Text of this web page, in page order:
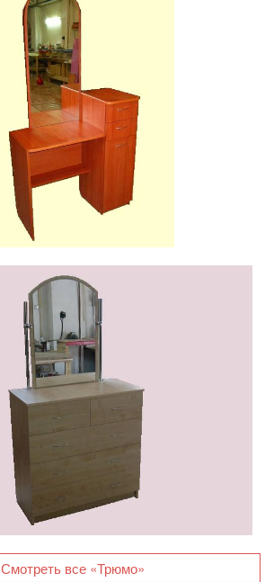
Смотреть все «Трюмо»